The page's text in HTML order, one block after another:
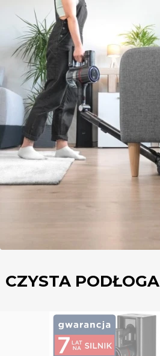
CZYSTA